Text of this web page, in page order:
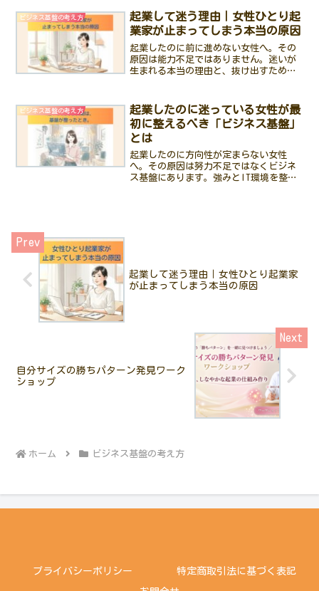
ビジネス基盤の考え方
起業して迷う理由｜女性ひとり起
業家が止まってしまう本当の原因
起業したのに前に進めない女性へ。その
原因は能力不足ではありません。迷いが
生まれる本当の理由と、抜け出すための
ビジネス基盤の考え方
起業したのに迷っている女性が最
初に整えるべき「ビジネス基盤」
とは
起業したのに方向性が定まらない女性
へ。その原因は努力不足ではなくビジネ
ス基盤にあります。強みとIT環境を整
起業して迷う理由｜女性ひとり起業家
が止まってしまう本当の原因
自分サイズの勝ちパターン発見ワーク
ショップ
ホーム ビジネス基盤の考え方
プライバシーポリシー 特定商取引法に基づく表記